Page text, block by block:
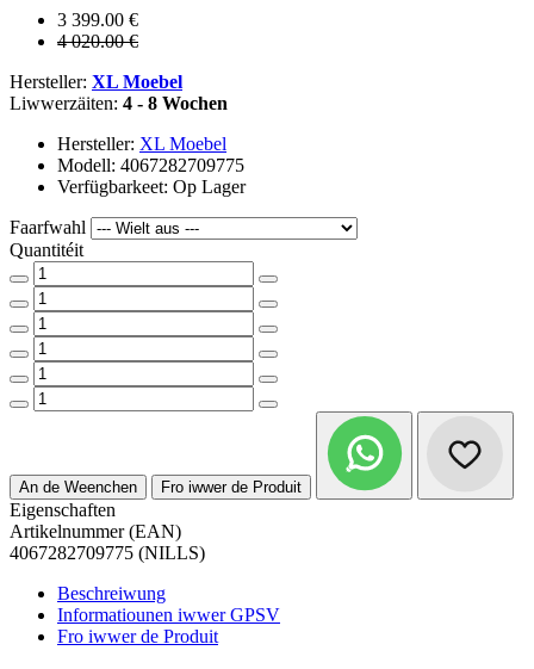
3 399.00 €
4 020.00 €
Hersteller: XL Moebel
Liwwerzäiten: 4 - 8 Wochen
Hersteller: XL Moebel
Modell: 4067282709775
Verfügbarkeet: Op Lager
Faarfwahl
Quantitéit
An de Weenchen Fro iwwer de Produit
Eigenschaften
Artikelnummer (EAN)
4067282709775 (NILLS)
Beschreiwung
Informatiounen iwwer GPSV
Fro iwwer de Produit